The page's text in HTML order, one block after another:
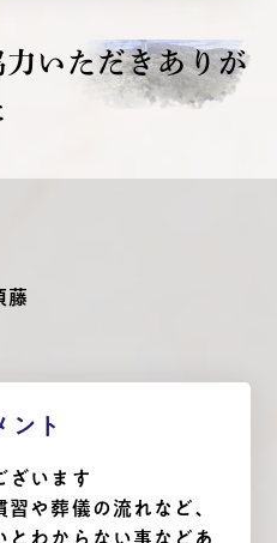
いただきありが
ント
ざいます
や葬儀の流れなど、
とわからない事などあ
藤